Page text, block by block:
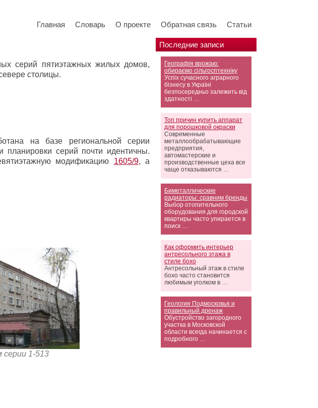
Главная Словарь О проекте Обратная связь Статьи
Последние записи
Географія врожаю:
обираємо сільгосптехніку
Успіх сучасного аграрного
бізнесу в Україні
безпосередньо залежить від
здатності …
Топ причин купить аппарат
для порошковой окраски
Современные
металлообрабатывающие
предприятия,
автомастерские и
производственные цеха все
чаще отказываются …
Биметаллические
радиаторы: сравним бренды
Выбор отопительного
оборудования для городской
квартиры часто упирается в
поиск …
Как оформить интерьер
антресольного этажа в
стиле бохо
Антресольный этаж в стиле
бохо часто становится
любимым уголком в …
Геология Подмосковья и
правильный дренаж
Обустройство загородного
участка в Московской
области всегда начинается с
подробного …
серий пятиэтажных жилых домов,
столицы.
на базе региональной серии
серий почти идентичны.
модификацию 1605/9, а
1-513